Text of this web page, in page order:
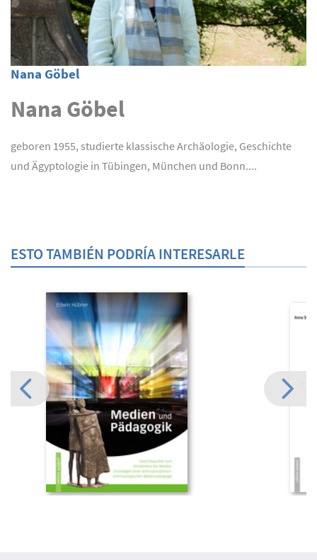
Nana Göbel
Nana Göbel
geboren 1955, studierte klassische Archäologie, Geschichte
und Ägyptologie in Tübingen, München und Bonn....
ESTO TAMBIÉN PODRÍA INTERESARLE